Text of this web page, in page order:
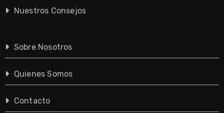
Nuestros Consejos
Sobre Nosotros
Quienes Somos
Contacto